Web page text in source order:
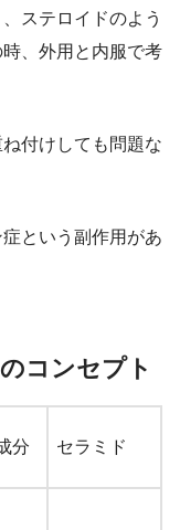
ステロイドのよう
、外用と内服で考
付けしても問題な
という副作用があ
コンセプト
分 セラミド